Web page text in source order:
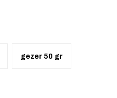
gezer 50 gr